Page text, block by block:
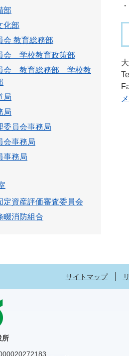
部
化部
会 教育総務部
会 学校教育政策部
会 教育総務部 学校教
局
局
委員会事務局
会事務局
事務局
定資産評価審査委員会
畷消防組合
サイトマップ
所